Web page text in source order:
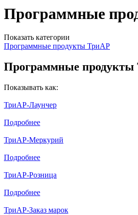
Программные
Показать категории
Программные продукты ТриАР
Программные
Показывать как:
ТриАР-Лаунчер
Подробнее
ТриАР-Меркурий
Подробнее
ТриАР-Розница
Подробнее
ТриАР-Заказ марок